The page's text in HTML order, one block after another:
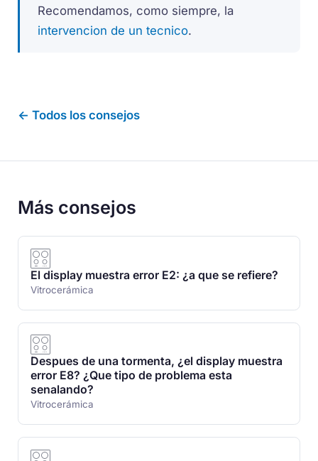
Recomendamos, como siempre, la
intervencion de un tecnico.
← Todos los consejos
Más consejos
El display muestra error E2: ¿a que se refiere?
Vitrocerámica
Despues de una tormenta, ¿el display muestra
error E8? ¿Que tipo de problema esta
senalando?
Vitrocerámica